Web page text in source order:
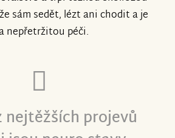
sám sedět, lézt ani chodit a je
nepřetržitou péči.
nejtěžších projevů